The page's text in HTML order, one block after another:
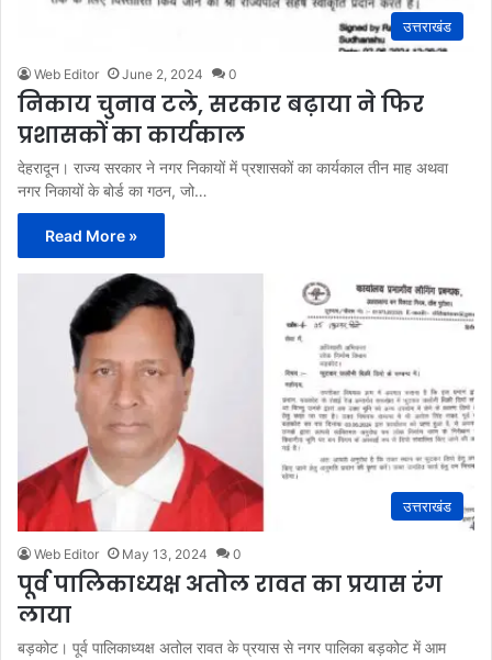
उत्तराखंड
Web Editor June 2, 2024 0
निकाय चुनाव टले, सरकार बढ़ाया ने फिर
प्रशासकों का कार्यकाल
देहरादून। राज्य सरकार ने नगर निकायों में प्रशासकों का कार्यकाल तीन माह अथवा
नगर निकायों के बोर्ड का गठन, जो…
Read More »
उत्तराखंड
Web Editor May 13, 2024 0
पूर्व पालिकाध्यक्ष अतोल रावत का प्रयास रंग
लाया
बड़कोट। पूर्व पालिकाध्यक्ष अतोल रावत के प्रयास से नगर पालिका बड़कोट में आम